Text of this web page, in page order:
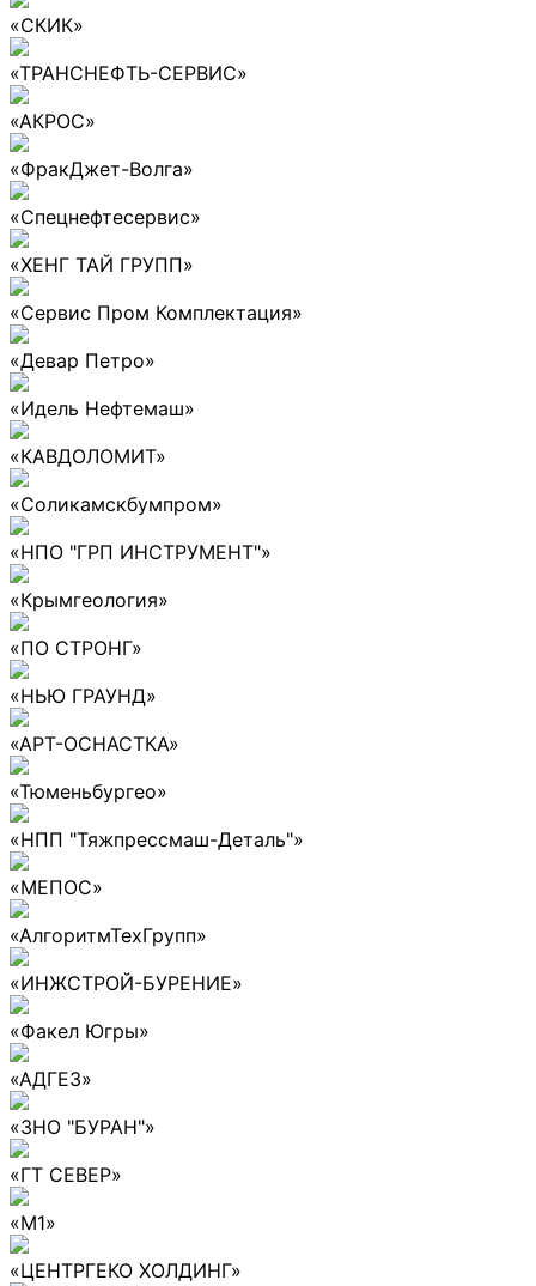
«СКИК»
«ТРАНСНЕФТЬ-СЕРВИС»
«АКРОС»
«ФракДжет-Волга»
«Спецнефтесервис»
«ХЕНГ ТАЙ ГРУПП»
«Сервис Пром Комплектация»
«Девар Петро»
«Идель Нефтемаш»
«КАВДОЛОМИТ»
«Соликамскбумпром»
«НПО "ГРП ИНСТРУМЕНТ"»
«Крымгеология»
«ПО СТРОНГ»
«НЬЮ ГРАУНД»
«АРТ-ОСНАСТКА»
«Тюменьбургео»
«НПП "Тяжпрессмаш-Деталь"»
«МЕПОС»
«АлгоритмТехГрупп»
«ИНЖСТРОЙ-БУРЕНИЕ»
«Факел Югры»
«АДГЕЗ»
«ЗНО "БУРАН"»
«ГТ СЕВЕР»
«М1»
«ЦЕНТРГЕКО ХОЛДИНГ»